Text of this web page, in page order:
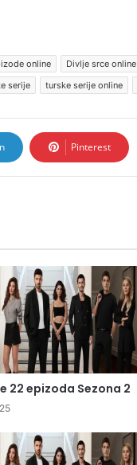
online Divlje srce online
serije turske serije online
Pinterest
22 epizoda Sezona 2